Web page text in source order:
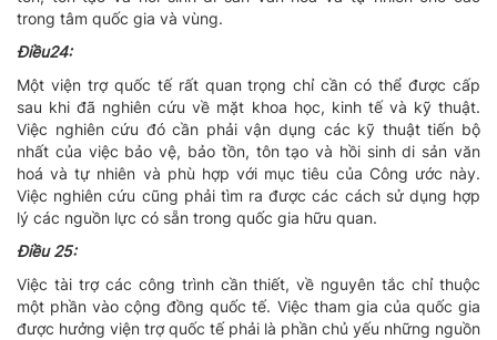
trong tâm quốc gia và vùng.
Ðiều24:
Một viện trợ quốc tế rất quan trọng chỉ cần có thể được cấp
sau khi đã nghiên cứu về mặt khoa học, kinh tế và kỹ thuật.
Việc nghiên cứu đó cần phải vận dụng các kỹ thuật tiến bộ
nhất của việc bảo vệ, bảo tồn, tôn tạo và hồi sinh di sản văn
hoá và tự nhiên và phù hợp với mục tiêu của Công ước này.
Việc nghiên cứu cũng phải tìm ra được các cách sử dụng hợp
lý các nguồn lực có sẵn trong quốc gia hữu quan.
Ðiều 25:
Việc tài trợ các công trình cần thiết, về nguyên tắc chỉ thuộc
một phần vào cộng đồng quốc tế. Việc tham gia của quốc gia
được hưởng viện trợ quốc tế phải là phần chủ yếu những nguồn